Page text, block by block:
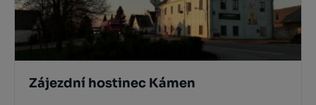
Zájezdní hostinec Kámen